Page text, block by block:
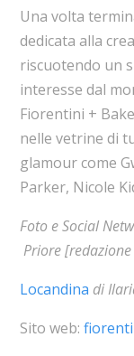
Una volta
dedicata alla
riscuotendo un
interesse dal
Fiorentini +
nelle vetrine di
glamour come
Parker, Nicole
Foto e Social
Priore
Locandina di
Sito web: